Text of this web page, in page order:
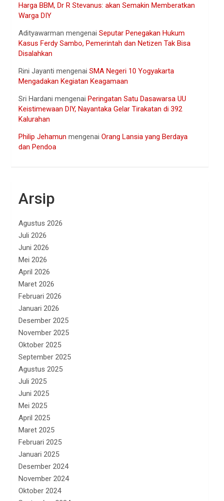
Harga BBM, Dr R Stevanus: akan Semakin Memberatkan
Warga DIY
Adityawarman mengenaiSeputar Penegakan Hukum
Kasus Ferdy Sambo, Pemerintah dan Netizen Tak Bisa
Disalahkan
Rini Jayanti mengenaiSMA Negeri 10 Yogyakarta
Mengadakan Kegiatan Keagamaan
Sri Hardani mengenaiPeringatan Satu Dasawarsa UU
Keistimewaan DIY, Nayantaka Gelar Tirakatan di 392
Kalurahan
Philip Jehamun mengenaiOrang Lansia yang Berdaya
dan Pendoa
Arsip
Agustus 2026
Juli 2026
Juni 2026
Mei 2026
April 2026
Maret 2026
Februari 2026
Januari 2026
Desember 2025
November 2025
Oktober 2025
September 2025
Agustus 2025
Juli 2025
Juni 2025
Mei 2025
April 2025
Maret 2025
Februari 2025
Januari 2025
Desember 2024
November 2024
Oktober 2024